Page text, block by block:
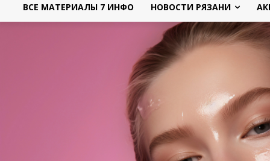
ВСЕ МАТЕРИАЛЫ 7 ИНФО НОВОСТИ РЯЗАНИ